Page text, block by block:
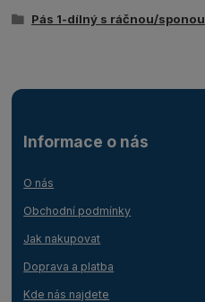
Pás 1-dílný s ráčnou/sponou
Informace o nás
O nás
Obchodní podmínky
Jak nakupovat
Doprava a platba
Kde nás najdete